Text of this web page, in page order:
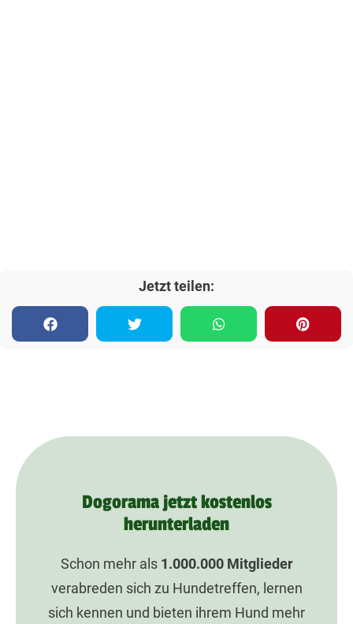
Jetzt teilen:
Dogorama jetzt kostenlos
herunterladen
Schon mehr als 1.000.000Mitglieder
verabreden sich zu Hundetreffen, lernen
sich kennen und bieten ihrem Hund mehr